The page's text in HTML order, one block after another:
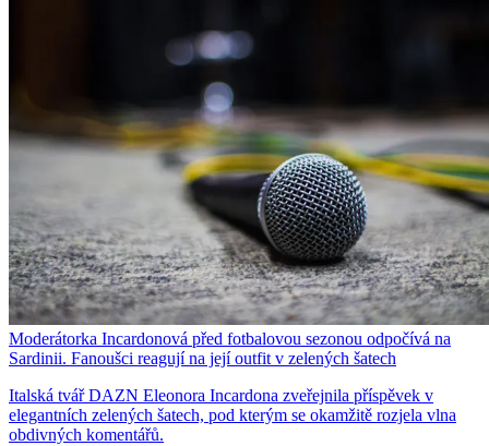
Moderátorka Incardonová před fotbalovou sezonou odpočívá na
Sardinii. Fanoušci reagují na její outfit v zelených šatech
Italská tvář DAZN Eleonora Incardona zveřejnila příspěvek v
elegantních zelených šatech, pod kterým se okamžitě rozjela vlna
obdivných komentářů.